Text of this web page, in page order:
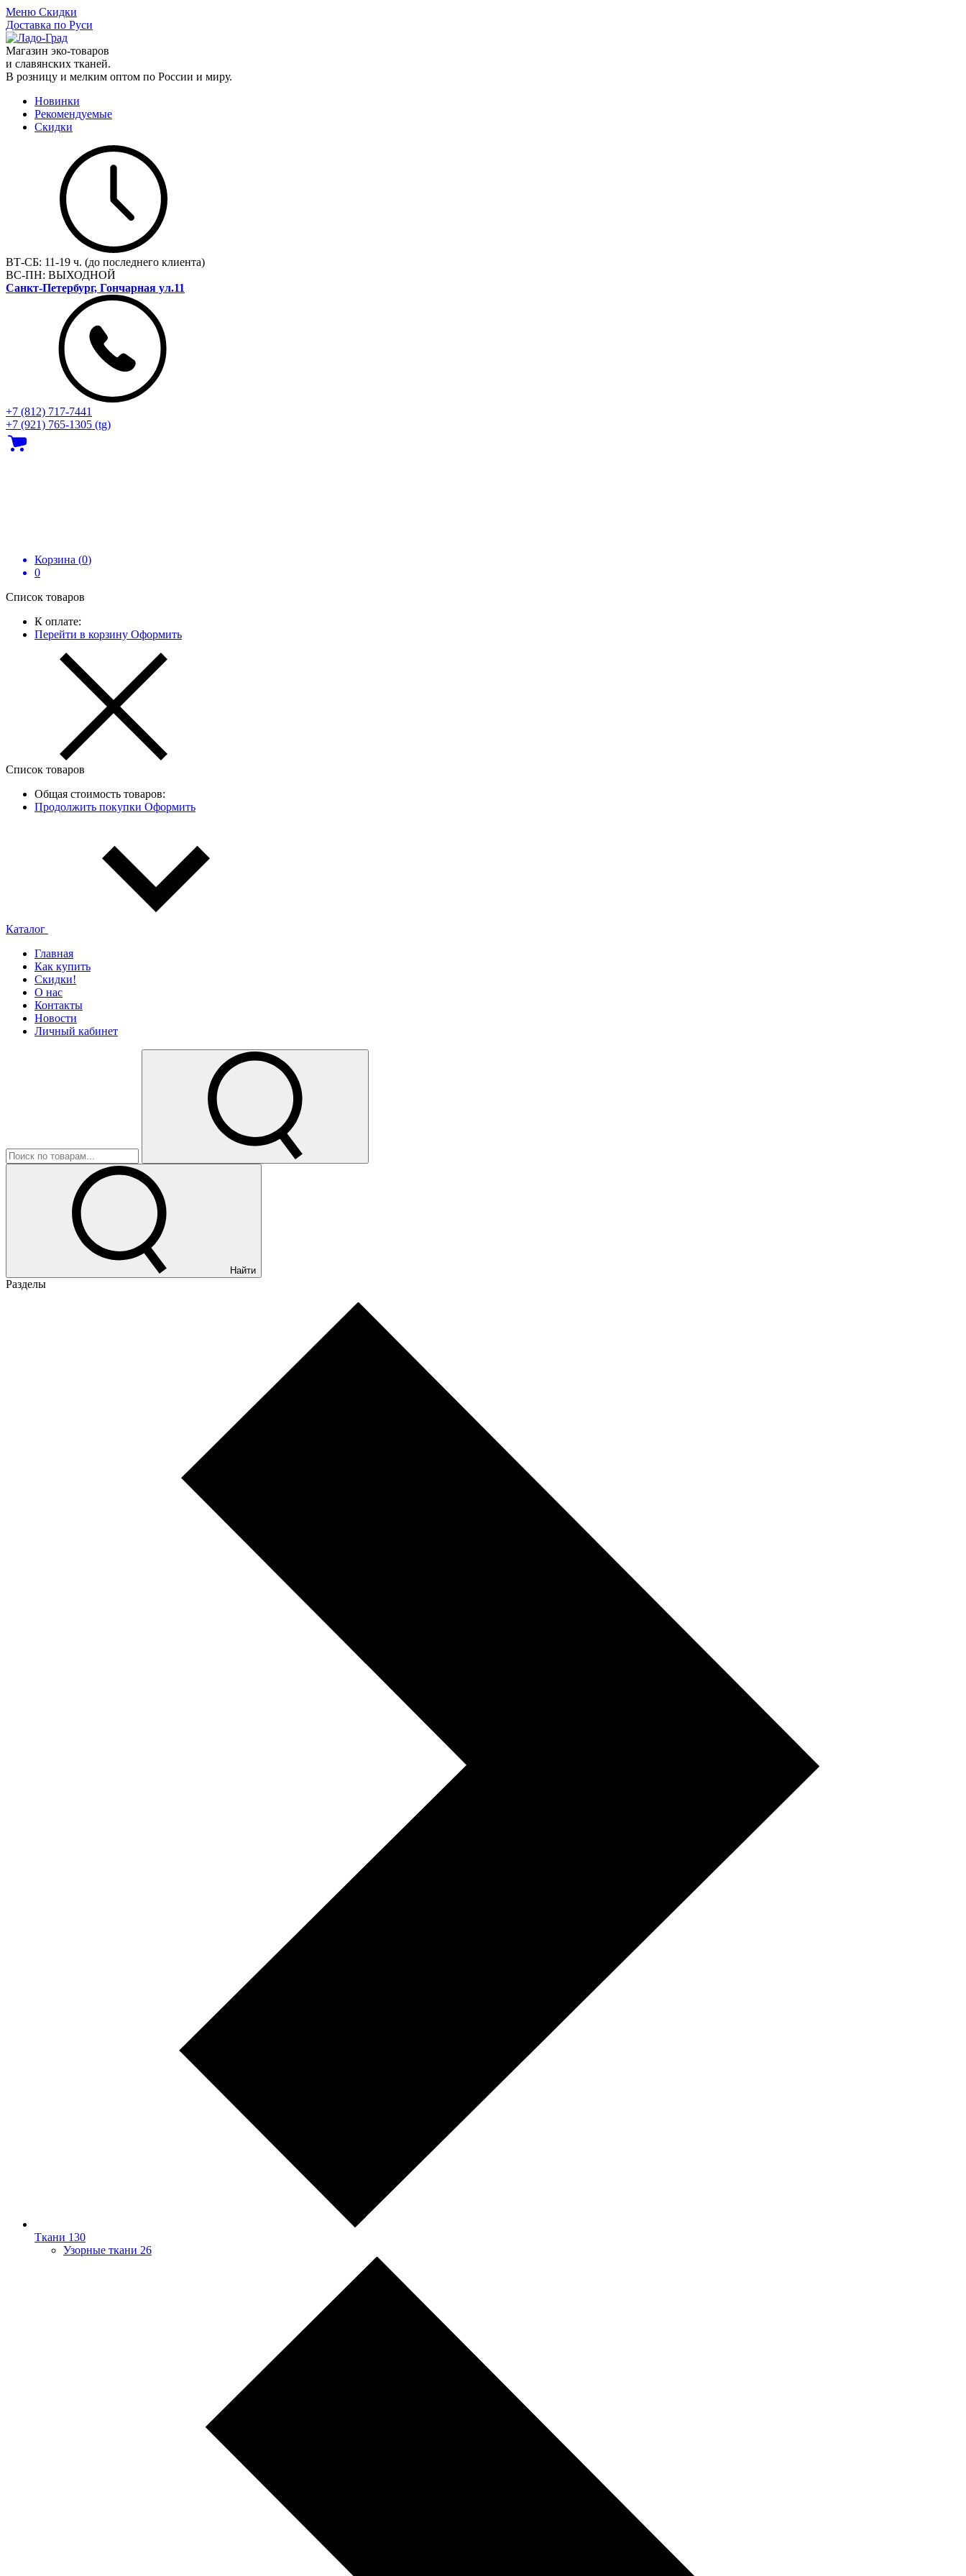
Меню Скидки
Доставка по Руси
Магазин эко-товаров
и славянских тканей.
В розницу и мелким оптом по России и миру.
Новинки
Рекомендуемые
Скидки
ВТ-СБ: 11-19 ч. (до последнего клиента)
ВС-ПН: ВЫХОДНОЙ
Санкт-Петербург, Гончарная ул.11
+7 (812) 717‑7441
+7 (921) 765-1305 (tg)
Корзина (0)
0
Список товаров
К оплате:
Перейти в корзину Оформить
Список товаров
Общая стоимость товаров:
Продолжить покупки Оформить
Каталог
Главная
Как купить
Скидки!
О нас
Контакты
Новости
Личный кабинет
Найти
Разделы
Ткани 130
Узорные ткани 26